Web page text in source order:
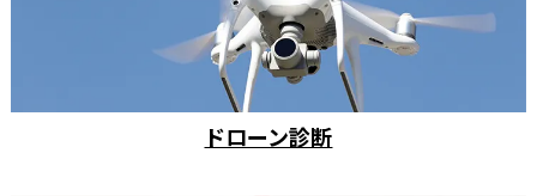
ドローン診断